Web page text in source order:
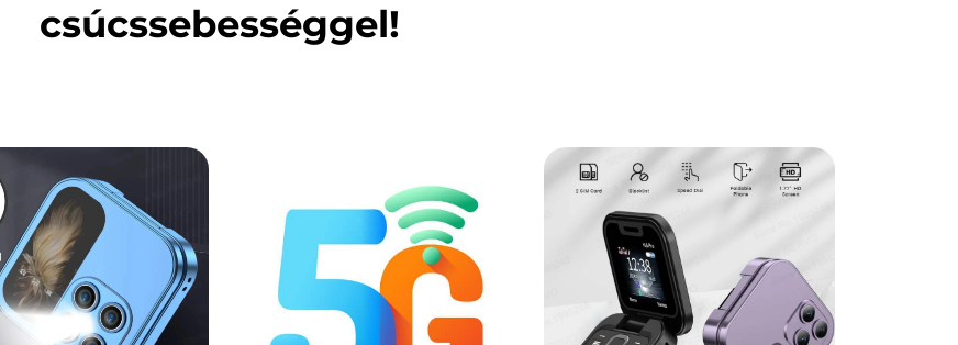
csúcssebességgel!